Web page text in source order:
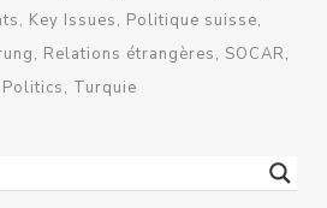
Key Issues
Politique suisse
Relations étrangères
SOCAR
Turquie